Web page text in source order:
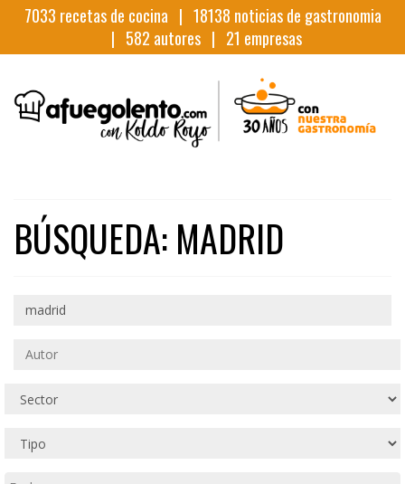
7033 recetas de cocina | 18138 noticias de gastronomia
| 582 autores | 21 empresas
BÚSQUEDA: MADRID